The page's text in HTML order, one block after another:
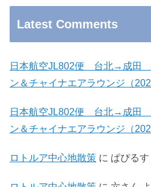
Latest Comments
日本航空JL802便 台北→成田
ン＆チャイナエアラウンジ（
日本航空JL802便 台北→成田
ン＆チャイナエアラウンジ（
ロトルア中心地散策 に ぱぴるす